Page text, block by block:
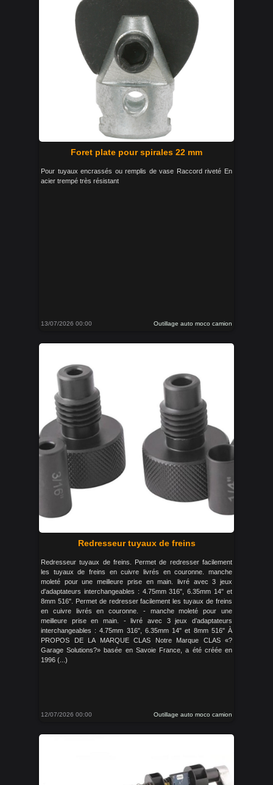
Foret plate pour spirales 22 mm
Pour tuyaux encrassés ou remplis de vase Raccord riveté En
acier trempé très résistant
13/07/2026 00:00 Outillage auto moco camion
Redresseur tuyaux de freins
Redresseur tuyaux de freins. Permet de redresser facilement
les tuyaux de freins en cuivre livrés en couronne. manche
moleté pour une meilleure prise en main. livré avec 3 jeux
d'adaptateurs interchangeables : 4.75mm 316", 6.35mm 14" et
8mm 516". Permet de redresser facilement les tuyaux de freins
en cuivre livrés en couronne. - manche moleté pour une
meilleure prise en main. - livré avec 3 jeux d’adaptateurs
interchangeables : 4.75mm 316", 6.35mm 14" et 8mm 516" À
PROPOS DE LA MARQUE CLAS Notre Marque CLAS «?
Garage Solutions?» basée en Savoie France, a été créée en
1996 (...)
12/07/2026 00:00 Outillage auto moco camion